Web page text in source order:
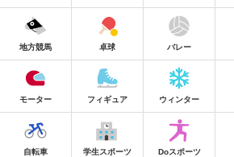
地方競馬 卓球 バレー
モーター フィギュア ウィンター
自転車 学生スポーツ Doスポーツ